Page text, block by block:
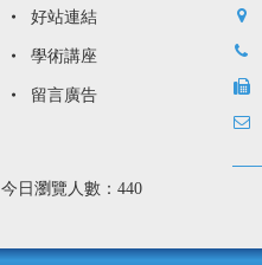
好站連結
學術講座
留言廣告
今日瀏覽人數：440